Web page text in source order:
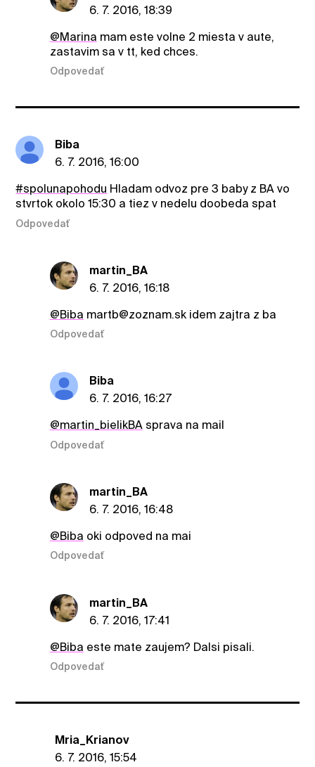
6. 7. 2016, 18:39
@Marina mam este volne 2 miesta v aute,
zastavim sa v tt, ked chces.
Odpovedať
Biba
6. 7. 2016, 16:00
#spolunapohodu Hladam odvoz pre 3 baby z BA vo
stvrtok okolo 15:30 a tiez v nedelu doobeda spat
Odpovedať
martin_BA
6. 7. 2016, 16:18
@Biba martb@zoznam.sk idem zajtra z ba
Odpovedať
Biba
6. 7. 2016, 16:27
@martin_bielikBAsprava na mail
Odpovedať
martin_BA
6. 7. 2016, 16:48
@Biba oki odpoved na mai
Odpovedať
martin_BA
6. 7. 2016, 17:41
@Biba este mate zaujem? Dalsi pisali.
Odpovedať
Mria_Krianov
6. 7. 2016, 15:54